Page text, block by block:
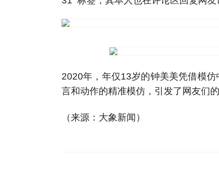
2020年，年仅13岁的钟美美凭借模
言和动作的精准模仿，引发了网友们
（来源：大象新闻）